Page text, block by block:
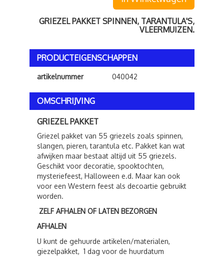
GRIEZEL PAKKET SPINNEN, TARANTULA'S,
VLEERMUIZEN.
PRODUCTEIGENSCHAPPEN
artikelnummer 040042
OMSCHRIJVING
GRIEZEL PAKKET
Griezel pakket van 55 griezels zoals spinnen,
slangen, pieren, tarantula etc. Pakket kan wat
afwijken maar bestaat altijd uit 55 griezels.
Geschikt voor decoratie, spooktochten,
mysteriefeest, Halloween e.d. Maar kan ook
voor een Western feest als decoartie gebruikt
worden.
ZELF AFHALEN OF LATEN BEZORGEN
AFHALEN
U kunt de gehuurde artikelen/materialen,
giezelpakket, 1 dag voor de huurdatum